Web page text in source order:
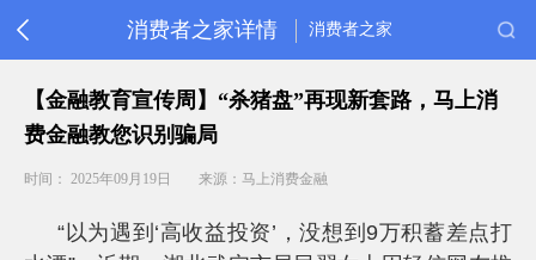
消费者之家详情 消费者之家
【金融教育宣传周】“杀猪盘”再现新套路，马上消
费金融教您识别骗局
时间： 2025年09月19日 来源：马上消费金融
“以为遇到‘高收益投资’，没想到9万积蓄差点打